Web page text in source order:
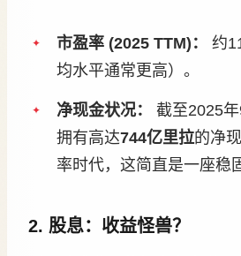
市盈率 (2025 TTM)：
约
均水平通常更高）。
净现金状况：
截至2025
拥有高达744亿里拉的净
率时代，这简直是一座稳
2. 股息：收益怪兽？